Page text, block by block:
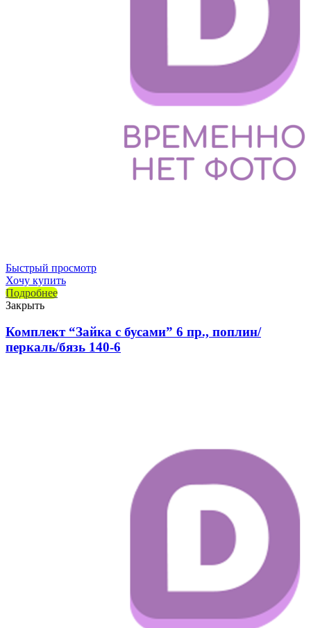
Быстрый просмотр
Хочу купить
Подробнее
Закрыть
Комплект “Зайка с бусами” 6 пр., поплин/
перкаль/бязь 140-6